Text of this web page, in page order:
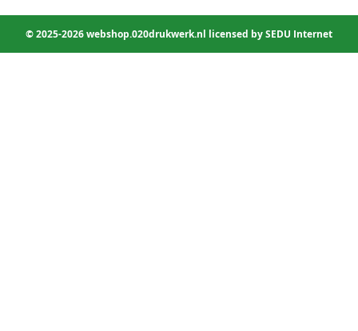
© 2025-2026 webshop.020drukwerk.nl licensed by SEDU Internet